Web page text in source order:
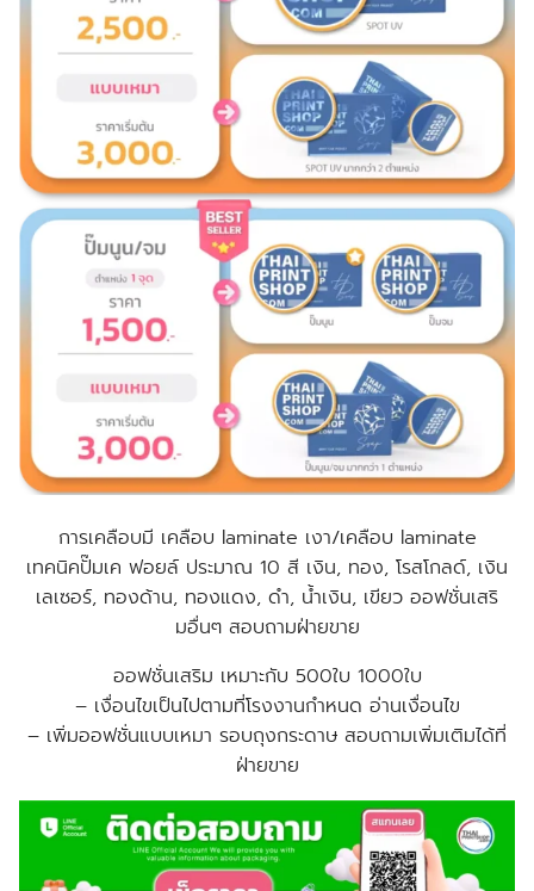
การเคลือบมี เคลือบ laminate เงา/เคลือบ laminate
เทคนิคปั๊มเค ฟอยล์ ประมาณ 10 สี เงิน, ทอง, โรสโกลด์, เงิน
เลเซอร์, ทองด้าน, ทองแดง, ดำ, น้ำเงิน, เขียว ออฟชั่นเสริ
มอื่นๆ สอบถามฝ่ายขาย
ออฟชั่นเสริม เหมาะกับ 500ใบ 1000ใบ
– เงื่อนไขเป็นไปตามที่โรงงานกำหนด อ่านเงื่อนไข
– เพิ่มออฟชั่นแบบเหมา รอบถุงกระดาษ สอบถามเพิ่มเติมได้ที่
ฝ่ายขาย